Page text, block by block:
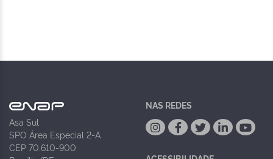
Asa Sul
SPO Área Especial 2-A
CEP 70.610-900
NAS REDES